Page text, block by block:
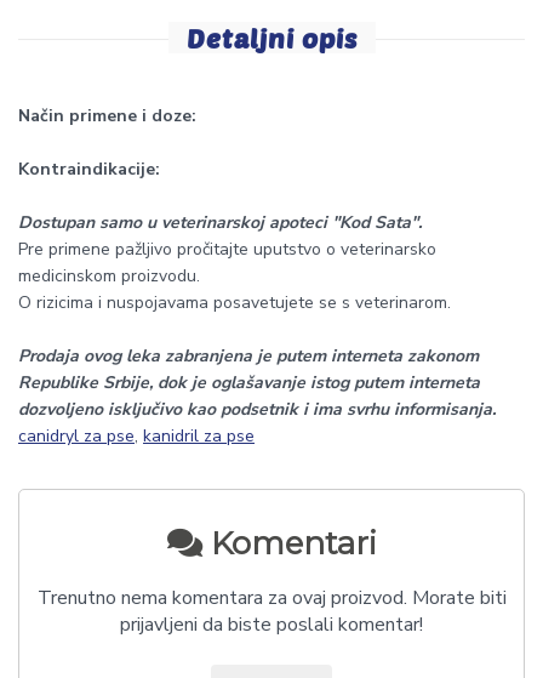
Detaljni opis
Način primene i doze:
Kontraindikacije:
Dostupan samo u veterinarskoj apoteci "Kod Sata".
Pre primene pažljivo pročitajte uputstvo o veterinarsko
medicinskom proizvodu.
O rizicima i nuspojavama posavetujete se s veterinarom.
Prodaja ovog leka zabranjena je putem interneta zakonom
Republike Srbije, dok je oglašavanje istog putem interneta
dozvoljeno isključivo kao podsetnik i ima svrhu informisanja.
canidryl za pse, kanidril za pse
Komentari
Trenutno nema komentara za ovaj proizvod. Morate biti
prijavljeni da biste poslali komentar!